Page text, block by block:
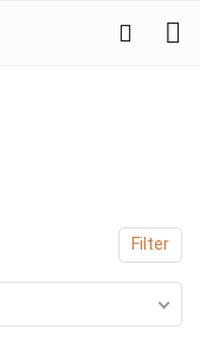
Filter